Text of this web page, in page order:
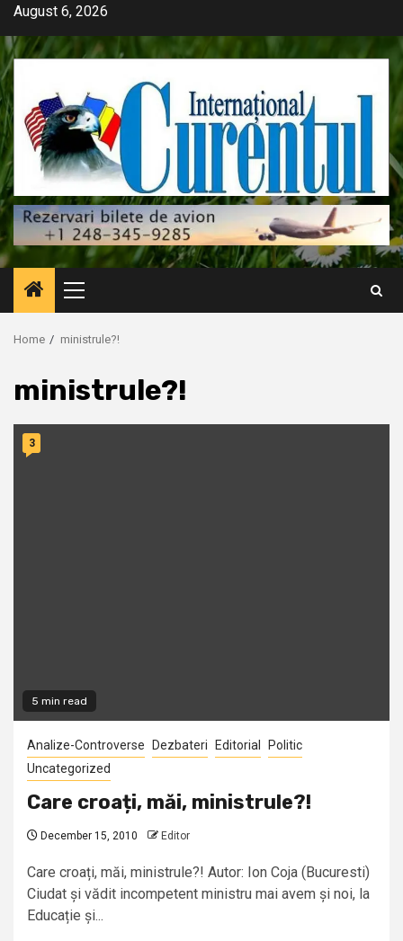
Skip
content
August 6, 2026
Primary
Menu
Home ministrule?!
ministrule?!
5 min read
3
Analize-Controverse Dezbateri Editorial
Politic
Uncategorized
Care croați, măi, ministrule?!
December 15, 2010 Editor
Care croați, măi, ministrule?! Autor: Ion Coja (Bucuresti)
Ciudat și vădit incompetent ministru mai avem și noi, la
Educație și...